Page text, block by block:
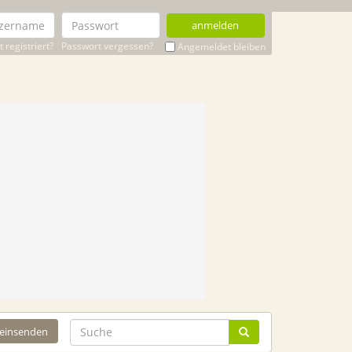
anmelden
registriert? Passwort vergessen? Angemeldet bleiben